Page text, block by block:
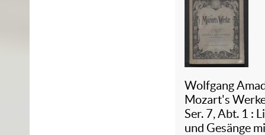
Wolfgang
Mozart's
Ser. 7, Abt. 1 :
und Gesänge